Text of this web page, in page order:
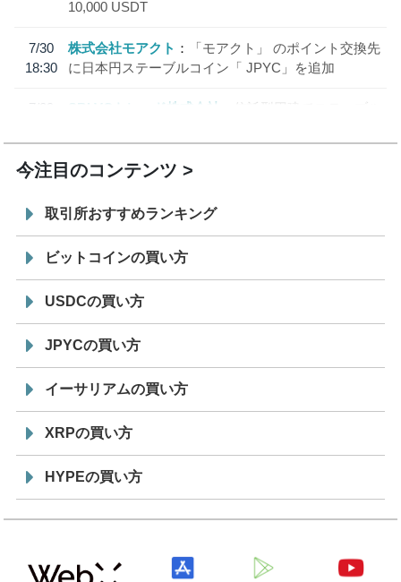
10,000 USDT
7/30
18:30
株式会社モアクト
「モアクト」 のポイント交換先
に日本円ステーブルコイン「 JPYC」を追加
7/29
SBI VCトレード株式会社
信託型円建てステーブル
今注目のコンテンツ
取引所おすすめランキング
ビットコインの買い方
USDCの買い方
JPYCの買い方
イーサリアムの買い方
XRPの買い方
HYPEの買い方